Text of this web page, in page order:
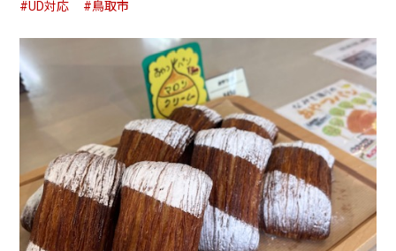
#UD対応
#鳥取市